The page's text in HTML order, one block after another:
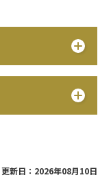
更新日：2026年08月10日